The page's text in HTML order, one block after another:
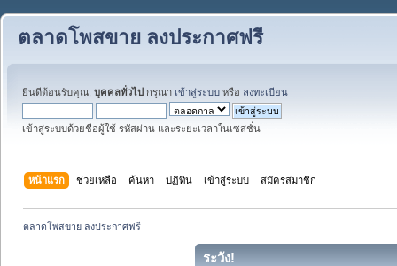
ตลาดโพสขาย ลงประกาศฟรี
ยินดีต้อนรับคุณ, บุคคลทั่วไป กรุณา เข้าสู่ระบบ หรือ ลงทะเบียน
เข้าสู่ระบบด้วยชื่อผู้ใช้ รหัสผ่าน และระยะเวลาในเซสชั่น
หน้าแรก ช่วยเหลือ ค้นหา ปฏิทิน เข้าสู่ระบบ สมัครสมาชิก
ตลาดโพสขาย ลงประกาศฟรี
ระวัง!